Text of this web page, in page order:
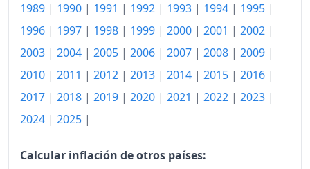
1997
1,485.99
1999
1,503.07
2000
1,542.38
2002
1,625.25
1989 | 1990 | 1991 | 1992 | 1993 | 1994 | 1995 |
1996 | 1997 | 1998 | 1999 | 2000 | 2001 | 2002 |
2003 | 2004 | 2005 | 2006 | 2007 | 2008 | 2009 |
2010 | 2011 | 2012 | 2013 | 2014 | 2015 | 2016 |
2017 | 2018 | 2019 | 2020 | 2021 | 2022 | 2023 |
2024 | 2025 |
Calcular inflación de otros países: